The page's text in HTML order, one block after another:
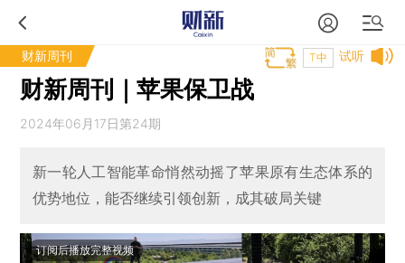
财新周刊 试听
T中
财新周刊｜苹果保卫战
2024年06月17日第24期
新一轮人工智能革命悄然动摇了苹果原有生态体系的
优势地位，能否继续引领创新，成其破局关键
订阅后播放完整视频